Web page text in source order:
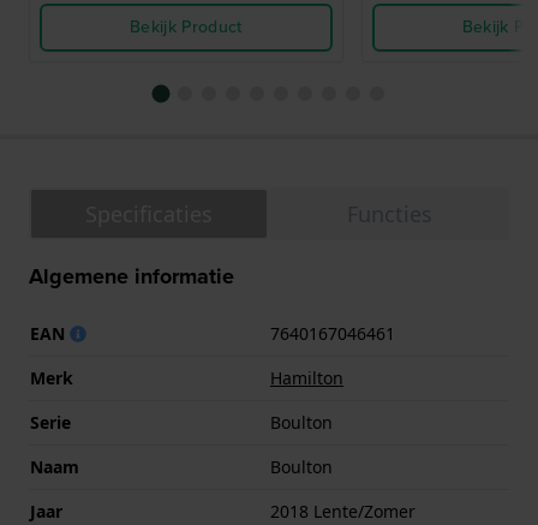
Bekijk Product
Bekijk
Algemene informatie
EAN
7640167046461
Merk
Hamilton
Serie
Boulton
Naam
Boulton
Jaar
2018 Lente/Zomer